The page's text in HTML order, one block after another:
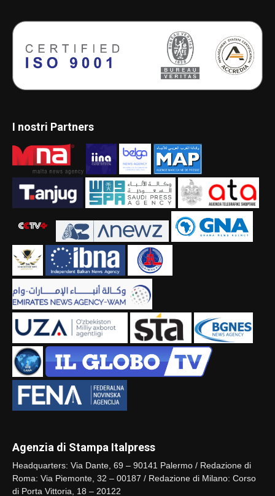
I nostri Partners
Agenzia di Stampa Italpress
Headquarters: Via Dante, 69 – 90141 Palermo / Redazione di
Roma: Via Piemonte, 32 – 00187 / Redazione di Milano: Corso
di Porta Vittoria, 18 – 20122